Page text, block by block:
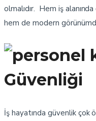
olmalıdır. Hem iş alanında
hem de modern
Güvenliği
İş hayatında güvenlik çok